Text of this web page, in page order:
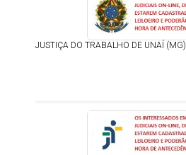
JUSTIÇA DO TRABALHO DE UNAÍ (MG)